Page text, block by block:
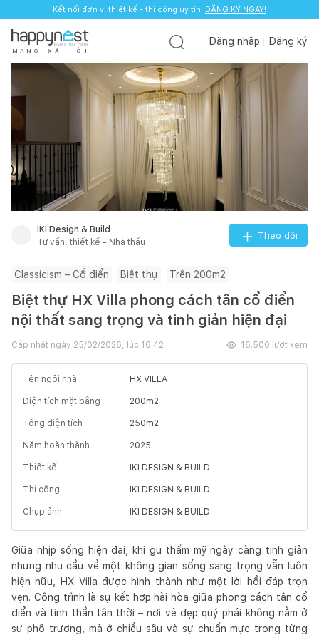
Kết nối đơn vị thiết kế - thi công uy tín. ĐĂNG KÝ NGAY!
M Ạ N G X Ã H Ộ I
Đăng nhập Đăng ký
IKI Design & Build
Tư vấn, thiết kế - Nhà thầu
Theo dõi
Classicism – Cổ điển Biệt thự Trên 200m2
Biệt thự HX Villa phong cách tân cổ điển
nội thất sang trọng và tinh giản hiện đại
Cập nhật ngày 25/02/2026, lúc 16:42 16.500 lượt xem
Tên ngôi nhà HX VILLA
Diện tích mặt bằng 200m2
Tổng diện tích 250m2
Năm hoàn thành 2025
Thiết kế IKI DESIGN & BUILD
Thi công IKI DESIGN & BUILD
Chụp ảnh IKI DESIGN & BUILD
Giữa nhịp sống hiện đại, khi gu thẩm mỹ ngày càng tinh giản
nhưng nhu cầu về một không gian sống sang trọng vẫn luôn
hiện hữu, HX Villa được hình thành như một lời hồi đáp trọn
vẹn. Công trình là sự kết hợp hài hòa giữa phong cách tân cổ
điển và tinh thần tân thời – nơi vẻ đẹp quý phái không nằm ở
sự phô trương, mà ở chiều sâu và sự chuẩn mực trong từng